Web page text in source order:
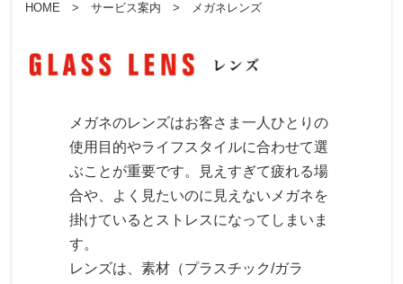
HOME >サービス案内 > メガネレンズ
メガネのレンズはお客さま一人ひとりの
使用目的やライフスタイルに合わせて選
ぶことが重要です。見えすぎて疲れる場
合や、よく見たいのに見えないメガネを
掛けているとストレスになってしまいま
す。
レンズは、素材（プラスチック/ガラ